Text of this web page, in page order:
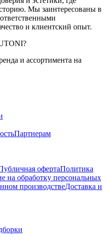
Мы заинтересованы в
и клиентский опыт.
и ассортимента на
Партнерам
офертаПолитика
на обработку персональных
производствеДоставка и